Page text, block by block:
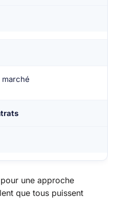
pour une approche
que tous puissent